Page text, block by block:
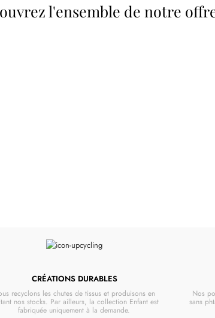
l'ensemble de notre
CRÉATIONS DURABLES
recyclons les chutes de tissus et produisons en
nos stocks. Par ailleurs, la collection Enfant est
fabriquée uniquement à la demande.
Nos
sans